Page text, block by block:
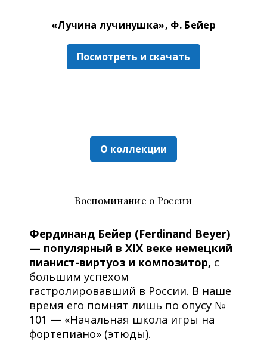
«Лучина лучинушка», Ф. Бейер
Посмотреть и скачать
О коллекции
Воспоминание о России
Фердинанд Бейер (Ferdinand Beyer)
— популярный в XIX веке немецкий
пианист-виртуоз и композитор, с
большим успехом
гастролировавший в России. В наше
время его помнят лишь по опусу №
101 — «Начальная школа игры на
фортепиано» (этюды).